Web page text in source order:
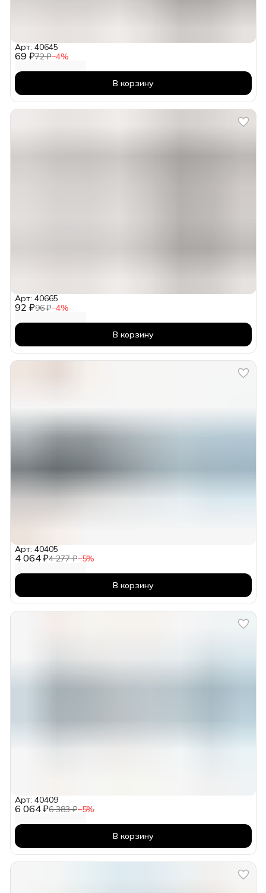
69 ₽72 ₽−4%
Арт: 40645
В корзину
92 ₽96 ₽−4%
Арт: 40665
В корзину
4 064 ₽4 277 ₽−5%
Арт: 40405
В корзину
6 064 ₽6 383 ₽−5%
Арт: 40409
В корзину